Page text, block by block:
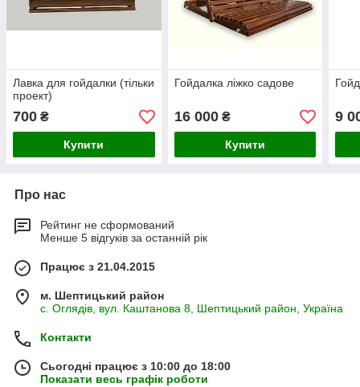
Лавка для гойдалки (тільки
проект)
700 ₴
Купити
Гойдалка ліжко садове
16 000₴
Купити
9
Про нас
Рейтинг не сформований
Менше 5 відгуків за останній рік
Працює з 21.04.2015
м. Шептицький район
с. Оглядів, вул. Каштанова 8, Шептицький район, Україна
Контакти
Сьогодні працює з 10:00 до 18:00
Показати весь графік роботи